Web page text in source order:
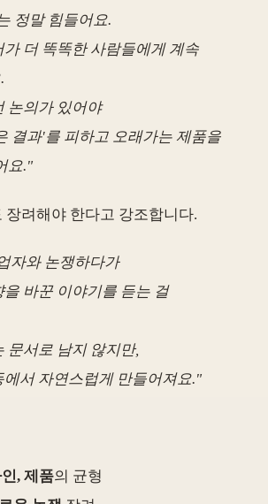
정말 힘들어요.
가 더 똑똑한 사람들에게 계속
논의가 있어야
결과'를 피하고 오래가는 제품을
요."
장려해야 한다고 강조합니다.
자와 논쟁하다가
을 바꾼 이야기를 듣는 걸
문서로 남지 않지만,
에서 자연스럽게 만들어져요."
, 제품의 균형